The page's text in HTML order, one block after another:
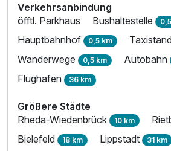
Verkehrsanbindung
öfftl. Parkhaus
Bushaltestelle
Hauptbahnhof 0,5 km
Wanderwege 0,5 km Autobahn
Flughafen 36 km
Größere Städte
Rheda-Wiedenbrück 10 km
Bielefeld 18 km Lippstadt 31 km